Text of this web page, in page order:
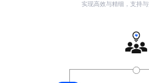
实现高效与精细，支持